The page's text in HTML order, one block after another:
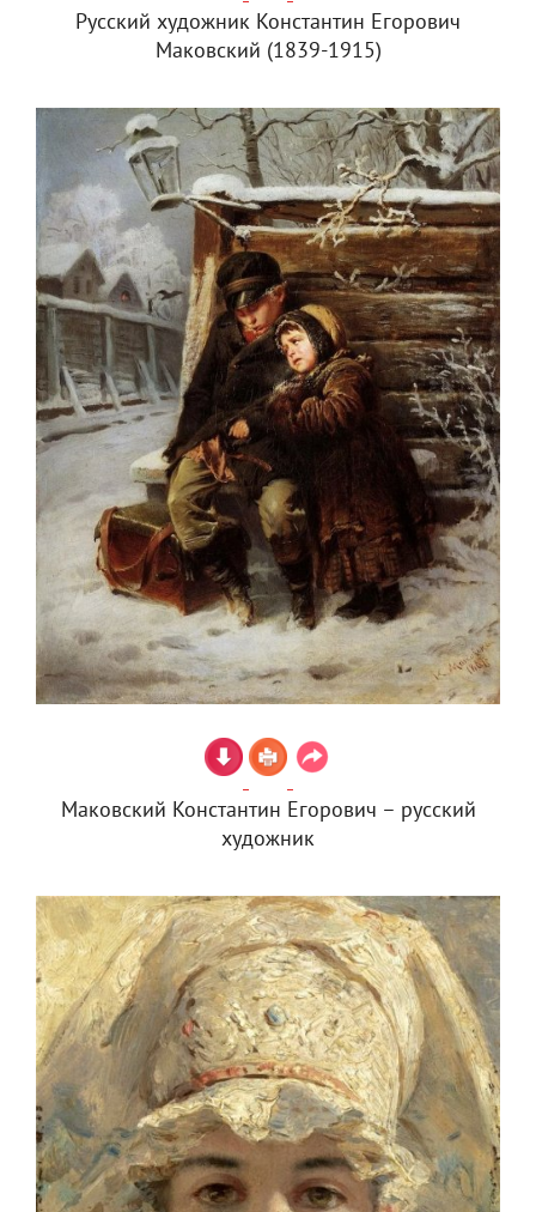
Русский художник Константин Егорович
Маковский (1839-1915)
Маковский Константин Егорович – русский
художник